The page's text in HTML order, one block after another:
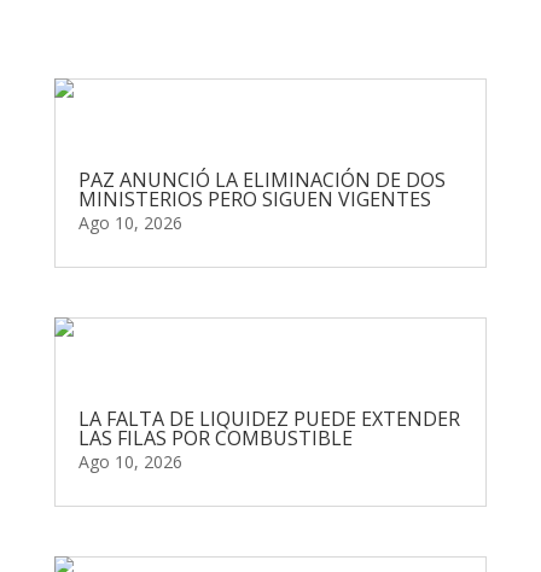
PAZ ANUNCIÓ LA ELIMINACIÓN DE DOS
MINISTERIOS PERO SIGUEN VIGENTES
Ago 10, 2026
LA FALTA DE LIQUIDEZ PUEDE EXTENDER
LAS FILAS POR COMBUSTIBLE
Ago 10, 2026